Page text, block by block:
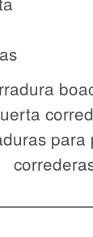
para